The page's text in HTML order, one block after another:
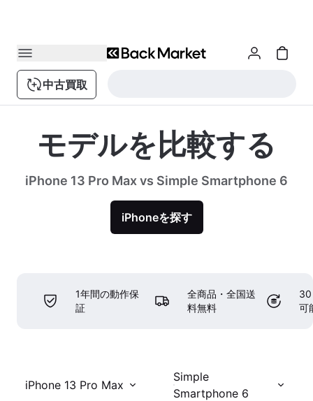
中古買取
モデルを比較する
iPhone 13 Pro Max vs Simple Smartphone 6
iPhoneを探す
1年間の動作保
証
全商品・全国送
料無料
30
可
iPhone 13 Pro Max
Simple
Smartphone 6